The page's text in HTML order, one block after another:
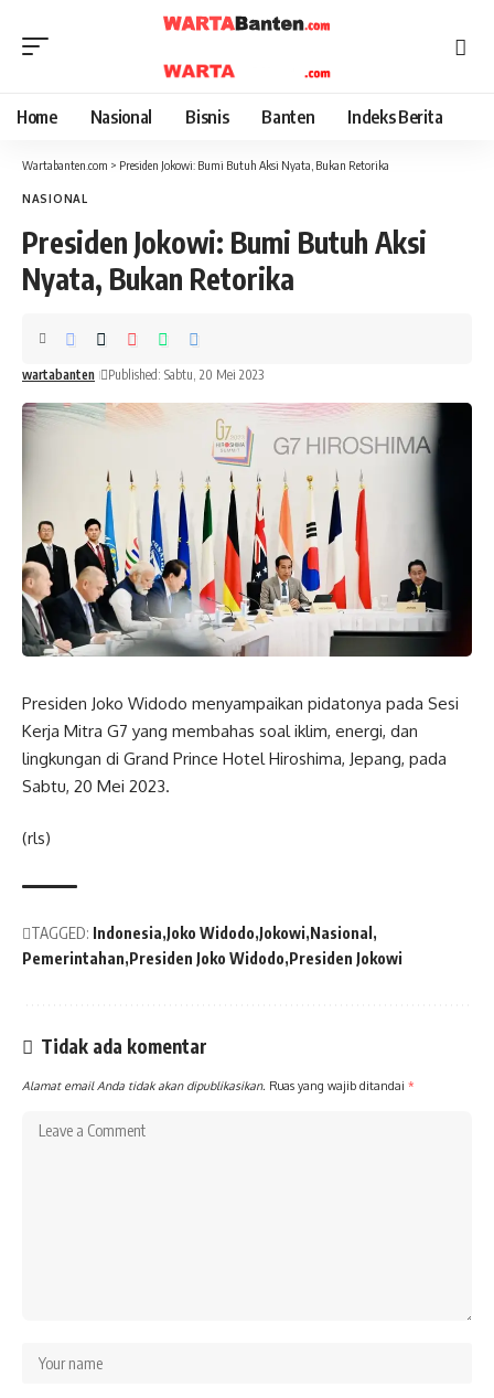
Home Nasional Bisnis Banten Indeks Berita
Wartabanten.com > Presiden Jokowi: Bumi Butuh Aksi Nyata, Bukan Retorika
NASIONAL
Presiden Jokowi: Bumi Butuh Aksi
Nyata, Bukan Retorika
wartabanten Published: Sabtu, 20 Mei 2023
Presiden Joko Widodo menyampaikan pidatonya pada Sesi
Kerja Mitra G7 yang membahas soal iklim, energi, dan
lingkungan di Grand Prince Hotel Hiroshima, Jepang, pada
Sabtu, 20 Mei 2023.
(rls)
TAGGED: Indonesia Joko Widodo Jokowi Nasional
Pemerintahan Presiden Joko Widodo Presiden Jokowi
Tidak ada komentar
Alamat email Anda tidak akan dipublikasikan. Ruas yang wajib ditandai *